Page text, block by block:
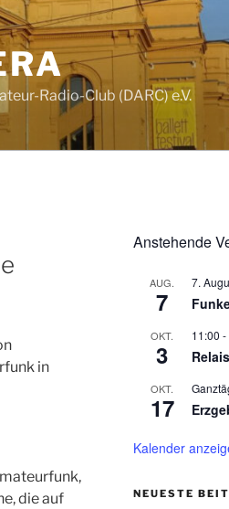
Radio-Club (DARC) e.V.
in
die auf
Anstehende
AUG.
7
7.
OKT.
3
11:00 -
OKT.
17
Kalender
NEUESTE